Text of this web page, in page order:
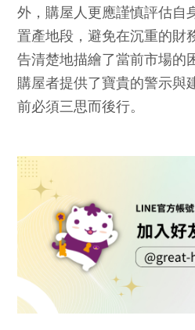
外，購屋人更應謹慎評估自
置產地段，避免在沉重的財
告清楚地描繪了當前市場的
購屋者提供了寶貴的警示與
前必須三思而後行。